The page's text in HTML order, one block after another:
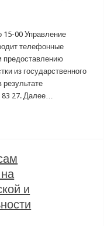
15-00 Управление
телефонные
предоставлению
из государственного
27. Далее…
и